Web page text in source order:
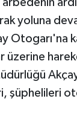
yoluna
Otogarı'na
üzerine
şüphelileri